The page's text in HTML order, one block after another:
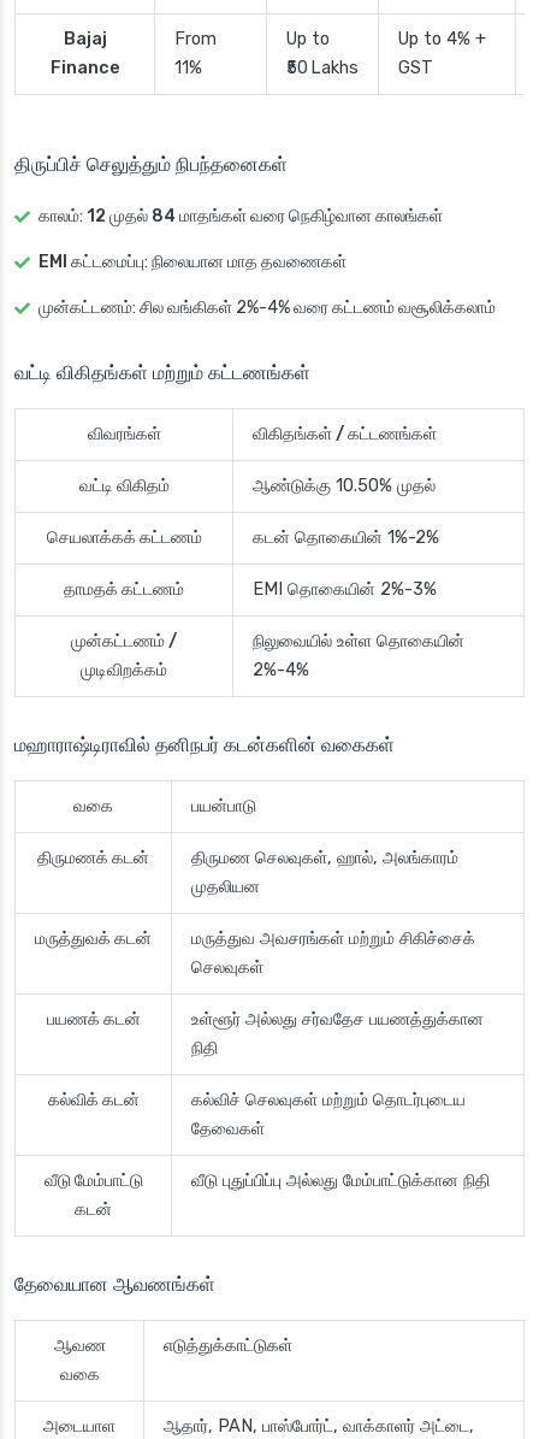
Bajaj
Finance
From
11%
Up to
₹50 Lakhs
Up to 4% +
GST
திருப்பிச் செலுத்தும் நிபந்தனைகள்
காலம்: 12 முதல் 84 மாதங்கள்வரை நெகிழ்வான காலங்கள்
EMI கட்டமைப்பு: நிலையான மாத தவணைகள்
முன்கட்டணம்: சில வங்கிகள் 2%-4% வரை கட்டணம் வசூலிக்கலாம்
வட்டி விகிதங்கள் மற்றும் கட்டணங்கள்
விவரங்கள் விகிதங்கள் / கட்டணங்கள்
வட்டி விகிதம் ஆண்டுக்கு 10.50% முதல்
செயலாக்கக் கட்டணம் கடன் தொகையின் 1%-2%
தாமதக் கட்டணம் EMI தொகையின் 2%-3%
முன்கட்டணம் /
முடிவிறக்கம்
நிலுவையில் உள்ள தொகையின்
2%-4%
மஹாராஷ்டிராவில் தனிநபர் கடன்களின் வகைகள்
வகை பயன்பாடு
திருமணக் கடன்
திருமண செலவுகள், ஹால், அலங்காரம்
முதலியன
மருத்துவக் கடன்
மருத்துவ அவசரங்கள் மற்றும் சிகிச்சைக்
செலவுகள்
பயணக் கடன்
உள்ளூர் அல்லது சர்வதேச பயணத்துக்கான
நிதி
கல்விக் கடன்
கல்விச் செலவுகள் மற்றும் தொடர்புடைய
தேவைகள்
வீடு மேம்பாட்டு
கடன்
வீடு புதுப்பிப்பு அல்லது மேம்பாட்டுக்கான நிதி
தேவையான ஆவணங்கள்
ஆவண
வகை
எடுத்துக்காட்டுகள்
அடையாள ஆதார், PAN, பாஸ்போர்ட், வாக்காளர் அட்டை,